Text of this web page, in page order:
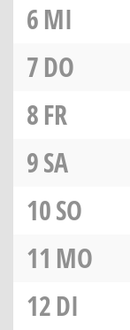
6MI
7DO
8FR
9SA
10SO
11 MO
12DI